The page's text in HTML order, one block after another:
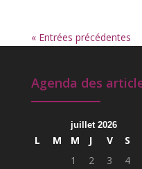
« Entrées précédentes
Agenda des
juillet 2026
L M M J V S
1
2 3 4